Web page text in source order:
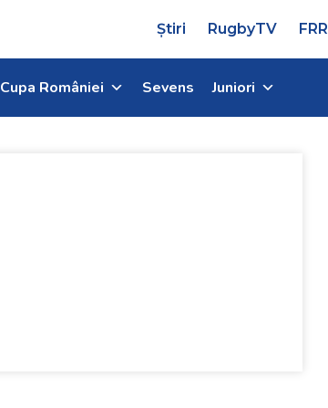
Știri RugbyTV FRR
Cupa României Sevens Juniori